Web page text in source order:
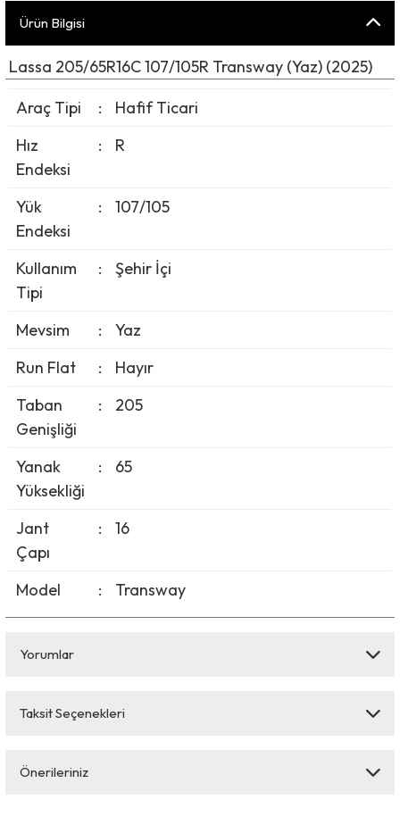
Ürün Bilgisi
Lassa 205/65R16C 107/105R Transway (Yaz) (2025)
Araç Tipi
:
Hafif Ticari
Hız
Endeksi
: R
Yük
Endeksi
: 107/105
Kullanım
Tipi
: Şehir İçi
Mevsim :
Yaz
Run Flat
:
Hayır
Taban
Genişliği
: 205
Yanak
Yüksekliği
: 65
Jant
Çapı
: 16
Model : Transway
Yorumlar
Bu ürüne ilk yorumu siz yapın!
Taksit Seçenekleri
Önerileriniz